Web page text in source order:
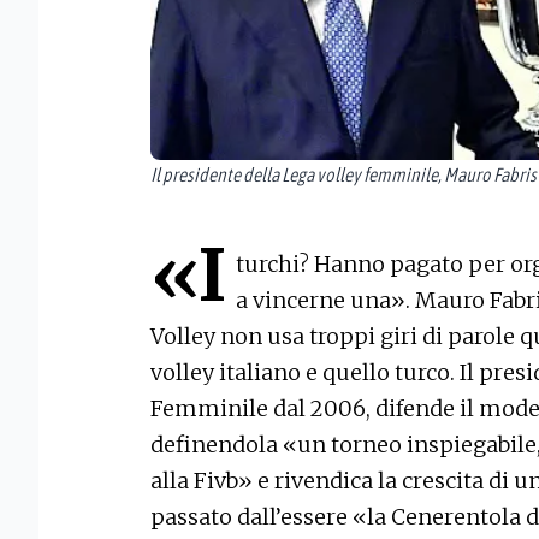
Il presidente della Lega volley femminile, Mauro Fabris
«I turchi? Hanno pagato per
a vincerne una». Mauro
Volley non usa troppi giri di parole
volley italiano e quello turco. Il
Femminile dal 2006, difende il
definendola «un torneo
alla Fivb» e rivendica la crescita di
passato dall’essere «la